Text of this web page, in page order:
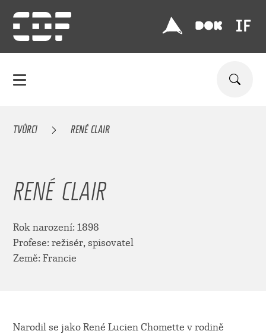
TVŮRCI RENÉ CLAIR
RENÉ CLAIR
Rok narození: 1898
Profese: režisér, spisovatel
Země: Francie
Narodil se jako René Lucien Chomette v rodině